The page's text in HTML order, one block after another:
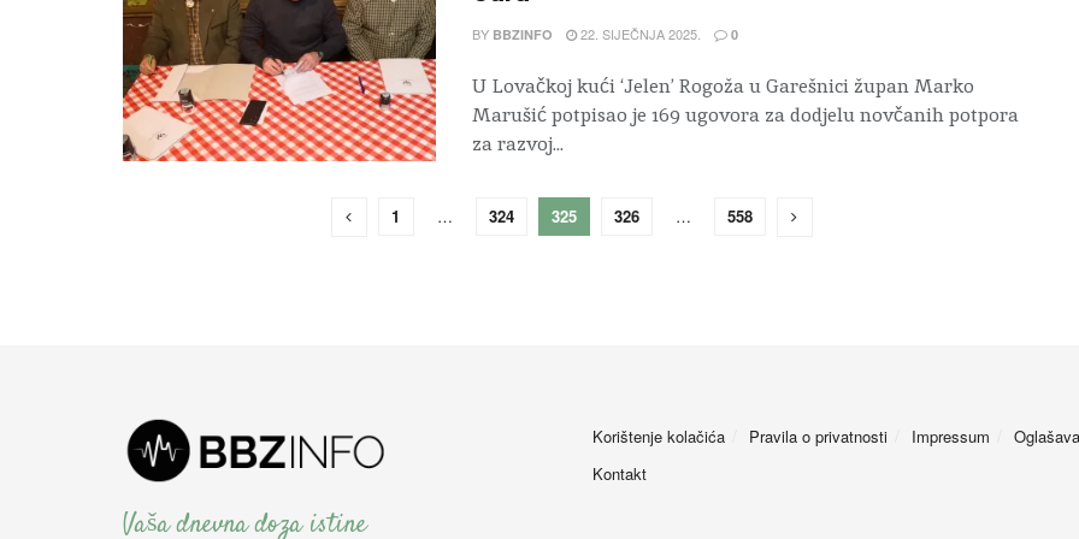
BY BBZINFO 22. SIJEČNJA 2025. 0
U Lovačkoj kući ‘Jelen’ Rogoža u Garešnici župan Marko
Marušić potpisao je 169 ugovora za dodjelu novčanih potpora
za razvoj...
1 … 324 325 326 … 558
Vaša dnevna doza istine
Korištenje kolačića Pravila o privatnosti Impressum
Kontakt